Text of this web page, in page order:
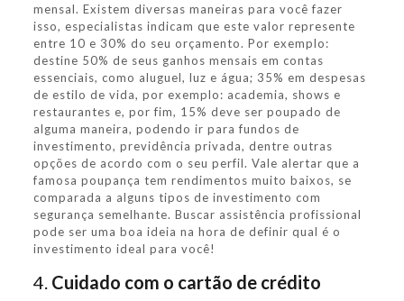
mensal. Existem diversas maneiras para você fazer
isso, especialistas indicam que este valor represente
entre 10 e 30% do seu orçamento. Por exemplo:
destine 50% de seus ganhos mensais em contas
essenciais, como aluguel, luz e água; 35% em despesas
de estilo de vida, por exemplo: academia, shows e
restaurantes e, por fim, 15% deve ser poupado de
alguma maneira, podendo ir para fundos de
investimento, previdência privada, dentre outras
opções de acordo com o seu perfil. Vale alertar que a
famosa poupança tem rendimentos muito baixos, se
comparada a alguns tipos de investimento com
segurança semelhante. Buscar assistência profissional
pode ser uma boa ideia na hora de definir qual é o
investimento ideal para você!
4. Cuidado com o cartão de crédito